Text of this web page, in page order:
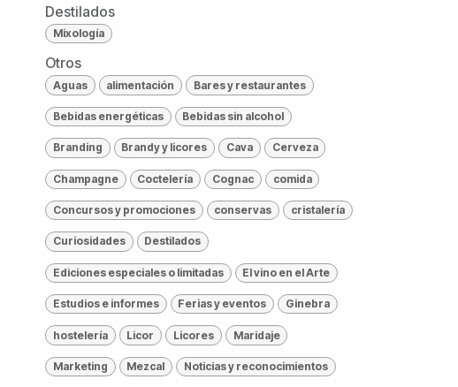
Destilados
Mixología
Otros
Aguas alimentación Bares y restaurantes
Bebidas energéticas Bebidas sin alcohol
Branding Brandy y licores Cava Cerveza
Champagne Coctelería Cognac comida
Concursos y promociones conservas cristalería
Curiosidades Destilados
Ediciones especiales o limitadas El vino en el Arte
Estudios e informes Ferias y eventos Ginebra
hostelería Licor Licores Maridaje
Marketing Mezcal Noticias y reconocimientos